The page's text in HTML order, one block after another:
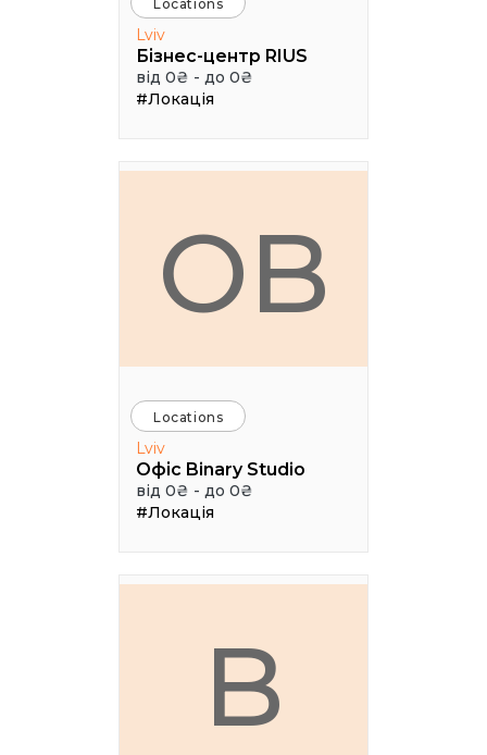
Locations
Lviv
Бізнес-центр RIUS
від 0₴ - до 0₴
#Локація
ОB
Locations
Lviv
Офіс Binary Studio
від 0₴ - до 0₴
#Локація
B